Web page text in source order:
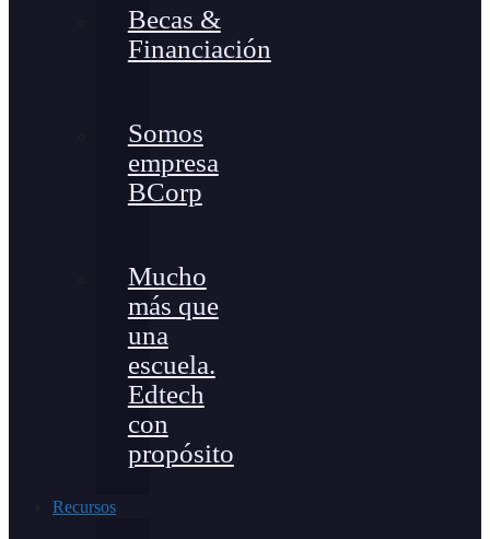
Becas &
Financiación
Somos
empresa
BCorp
Mucho
más que
una
escuela.
Edtech
con
propósito
Recursos